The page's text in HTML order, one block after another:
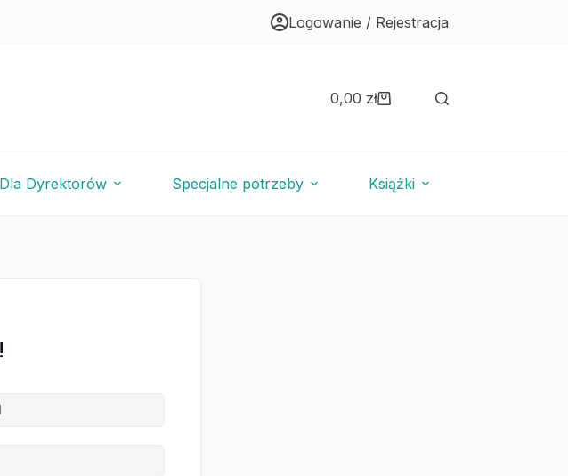
Logowanie / Rejestracja
Koszyk
0,00 zł
Dla Dyrektorów Specjalne potrzeby Książki